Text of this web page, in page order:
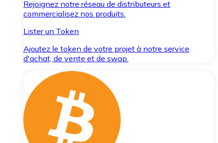
Rejoignez notre réseau de distributeurs et
commercialisez nos produits.
Lister un Token
Ajoutez le token de votre projet à notre service
d'achat, de vente et de swap.